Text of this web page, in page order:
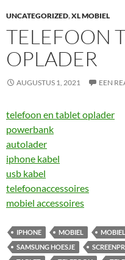
UNCATEGORIZED,XL MOBIEL
TELEFOON
OPLADER
AUGUSTUS 1, 2021 EEN
telefoon en tablet oplader
powerbank
autolader
iphone kabel
usb kabel
telefoonaccessoires
mobiel accessoires
IPHONE MOBIEL
SAMSUNG HOESJE